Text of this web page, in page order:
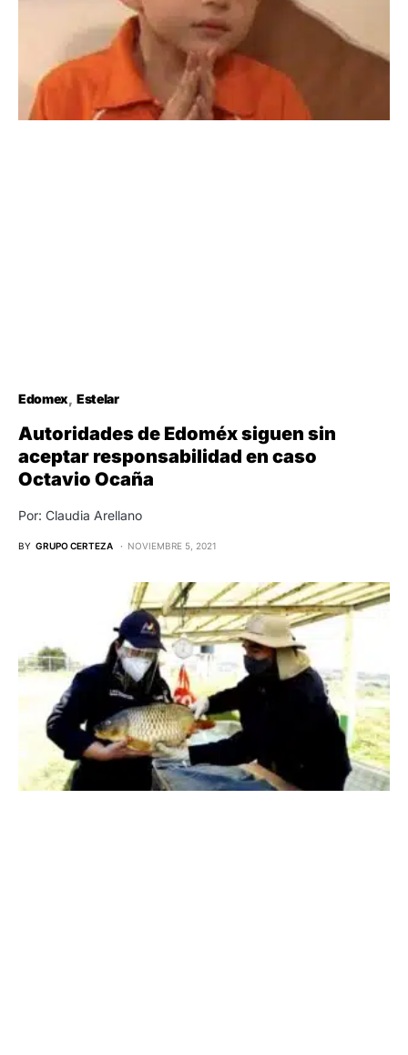
Edomex Estelar
Autoridades de Edoméx siguen sin
aceptar responsabilidad en caso
Octavio Ocaña
Por: Claudia Arellano
BY GRUPO CERTEZA NOVIEMBRE 5, 2021